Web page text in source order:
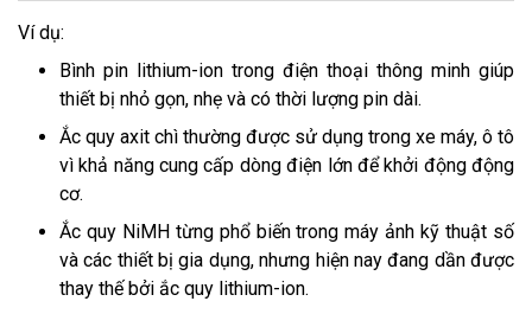
Ví dụ:
Bình pin lithium-ion trong điện thoại thông minh giúp
thiết bị nhỏ gọn, nhẹ và có thời lượng pin dài.
Ắc quy axit chì thường được sử dụng trong xe máy, ô tô
vì khả năng cung cấp dòng điện lớn để khởi động động
cơ.
Ắc quy NiMH từng phổ biến trong máy ảnh kỹ thuật số
và các thiết bị gia dụng, nhưng hiện nay đang dần được
thay thế bởi ắc quy lithium-ion.